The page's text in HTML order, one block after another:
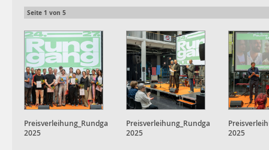
Seite 1 von 5
Preisverleihung_Rundgang
2025
Preisverleihung_Rundgang
2025
2025